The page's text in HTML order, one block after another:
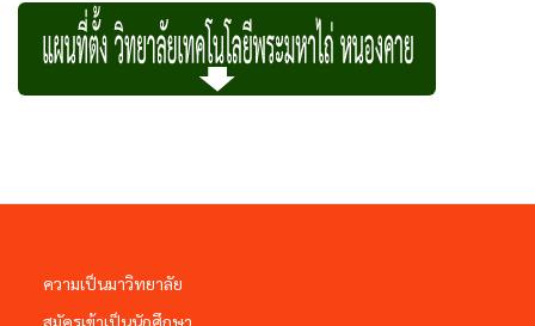
ความเป็นมาวิทยาลัย
สมัครเข้าเป็นนักศึกษา